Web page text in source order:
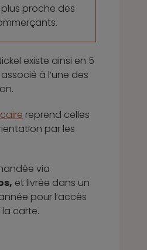
proche des
existe ainsi en 5
à l’une des
reprend celles
par les
via
et livrée dans un
pour l’accès
carte.